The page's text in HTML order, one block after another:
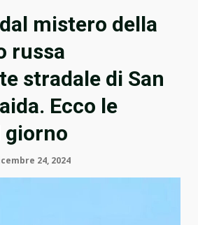
dal mistero della
russa
stradale di San
Ecco le
giorno
24, 2024